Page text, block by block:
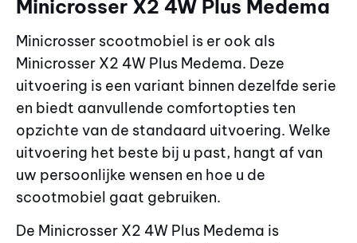
Minicrosser X2 4W Plus Medema
Minicrosser scootmobiel is er ook als
Minicrosser X2 4W Plus Medema. Deze
uitvoering is een variant binnen dezelfde serie
en biedt aanvullende comfortopties ten
opzichte van de standaard uitvoering. Welke
uitvoering het beste bij u past, hangt af van
uw persoonlijke wensen en hoe u de
scootmobiel gaat gebruiken.
De Minicrosser X2 4W Plus Medema is